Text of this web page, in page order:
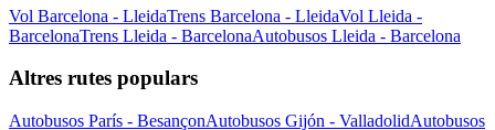
Vol Barcelona - LleidaTrens Barcelona - LleidaVol Lleida -
BarcelonaTrens Lleida - BarcelonaAutobusos Lleida - Barcelona
Altres rutes populars
Autobusos París - BesançonAutobusos Gijón - ValladolidAutobusos